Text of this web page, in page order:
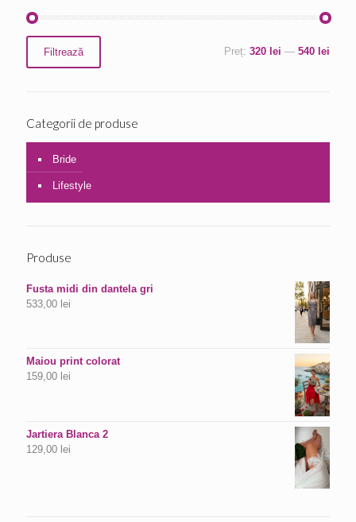
minim
maximFiltrează Preț: 320 lei — 540 lei
Categorii de produse
Bride
Lifestyle
Produse
Fusta midi din dantela gri
533,00 lei
Maiou print colorat
159,00 lei
Jartiera Blanca 2
129,00 lei